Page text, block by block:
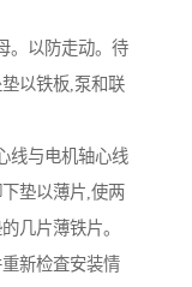
。以防走动。待
以铁板,泵和联
线与电机轴心线
垫以薄片,使两
几片薄铁片。
新检査安装情